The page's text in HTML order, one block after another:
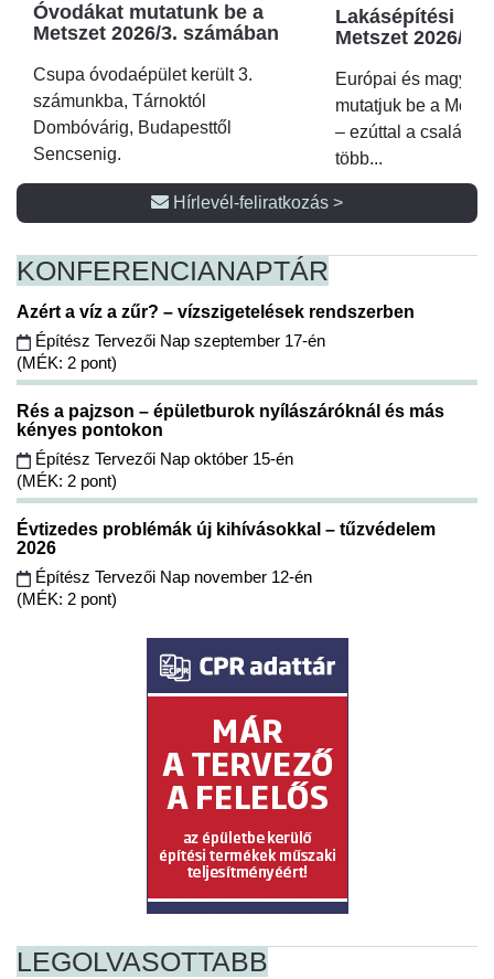
Óvodákat mutatunk be a
Metszet 2026/3. számában
Csupa óvodaépület került 3.
számunkba, Tárnoktól
Dombóvárig, Budapesttől
Sencsenig.
Lakásépítési
Metszet 2026/2.
Európai és magyar
mutatjuk be a
– ezúttal a családi
több...
Hírlevél-feliratkozás >
KONFERENCIANAPTÁR
Azért a víz a zűr? – vízszigetelések rendszerben
Építész Tervezői Nap szeptember 17-én
(MÉK: 2 pont)
Rés a pajzson – épületburok nyílászáróknál és más
kényes pontokon
Építész Tervezői Nap október 15-én
(MÉK: 2 pont)
Évtizedes problémák új kihívásokkal – tűzvédelem
2026
Építész Tervezői Nap november 12-én
(MÉK: 2 pont)
LEGOLVASOTTABB